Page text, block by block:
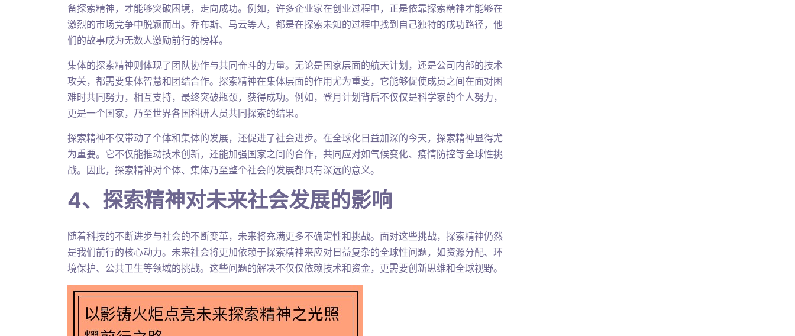
备探索精神，才能够突破困境，走向成功。例如，许多企业家在创业过程中，正是依靠探索精神才能够在
激烈的市场竞争中脱颖而出。乔布斯、马云等人，都是在探索未知的过程中找到自己独特的成功路径，他
们的故事成为无数人激励前行的榜样。
集体的探索精神则体现了团队协作与共同奋斗的力量。无论是国家层面的航天计划，还是公司内部的技术
攻关，都需要集体智慧和团结合作。探索精神在集体层面的作用尤为重要，它能够促使成员之间在面对困
难时共同努力，相互支持，最终突破瓶颈，获得成功。例如，登月计划背后不仅仅是科学家的个人努力，
更是一个国家，乃至世界各国科研人员共同探索的结果。
探索精神不仅带动了个体和集体的发展，还促进了社会进步。在全球化日益加深的今天，探索精神显得尤
为重要。它不仅能推动技术创新，还能加强国家之间的合作，共同应对如气候变化、疫情防控等全球性挑
战。因此，探索精神对个体、集体乃至整个社会的发展都具有深远的意义。
4、探索精神对未来社会发展的影响
随着科技的不断进步与社会的不断变革，未来将充满更多不确定性和挑战。面对这些挑战，探索精神仍然
是我们前行的核心动力。未来社会将更加依赖于探索精神来应对日益复杂的全球性问题，如资源分配、环
境保护、公共卫生等领域的挑战。这些问题的解决不仅仅依赖技术和资金，更需要创新思维和全球视野。